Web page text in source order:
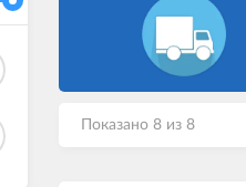
Показано 8 из 8